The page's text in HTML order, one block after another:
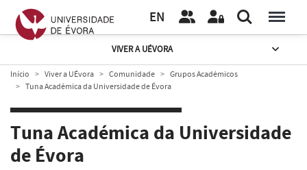
EN
VIVER A UÉVORA
Início Viver a UÉvora Comunidade
Grupos Académicos
Tuna Académica da Universidade de Évora
Tuna Académica da Universidade
de Évora